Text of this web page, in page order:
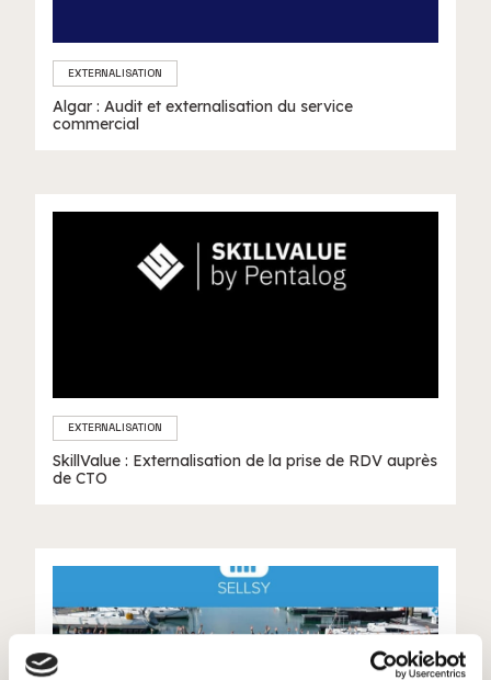
EXTERNALISATION
Algar : Audit et externalisation du service
commercial
EXTERNALISATION
SkillValue : Externalisation de la prise de RDV auprès
de CTO